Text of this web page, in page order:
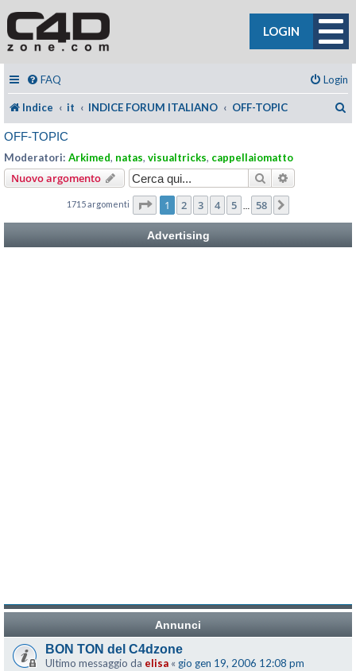
LOGIN
FAQ Login
Indice it INDICE FORUM ITALIANO OFF-TOPIC
OFF-TOPIC
Moderatori: Arkimed, natas, visualtricks, cappellaiomatto
Nuovo argomento Cerca
1715 argomenti Pagina di 58
1 2 3 4 5 58
Advertising
Annunci
BON TON del C4dzone
Ultimo messaggio da elisa « gio gen 19, 2006 12:08 pm